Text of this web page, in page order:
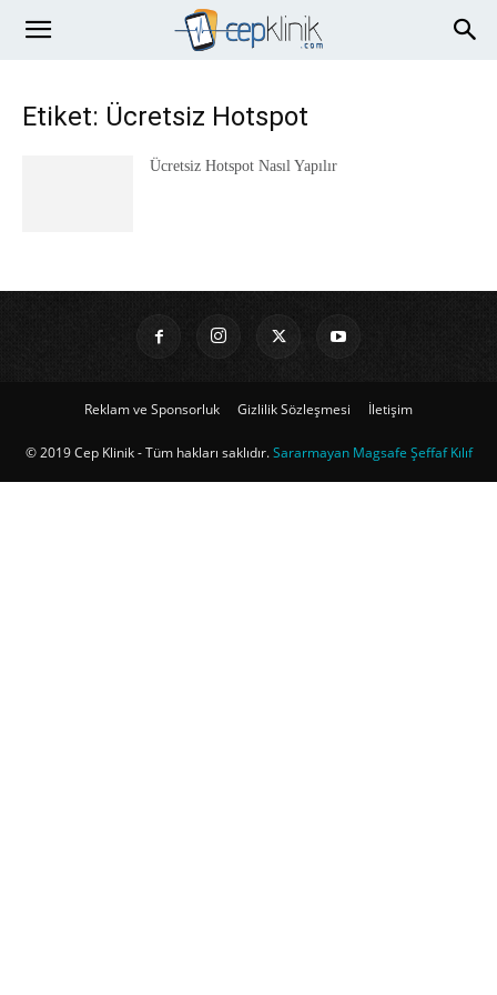
Etiket: Ücretsiz Hotspot
Ücretsiz Hotspot Nasıl Yapılır
Reklam ve Sponsorluk Gizlilik Sözleşmesi İletişim
© 2019 Cep Klinik - Tüm hakları saklıdır.Sararmayan Magsafe Şeffaf Kılıf